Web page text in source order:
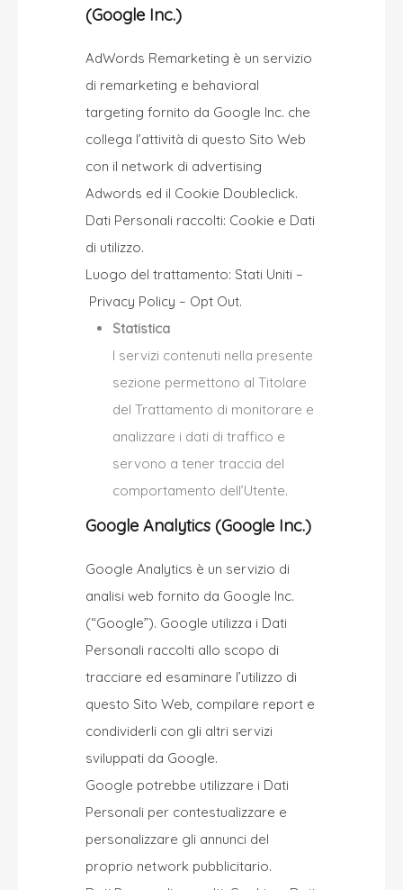
(Google Inc.)
AdWords Remarketing è un servizio
di remarketing e behavioral
targeting fornito da Google Inc. che
collega l’attività di questo Sito Web
con il network di advertising
Adwords ed il Cookie Doubleclick.
Dati Personali raccolti: Cookie e Dati
di utilizzo.
Luogo del trattamento: Stati Uniti –
Privacy Policy – Opt Out.
Statistica
I servizi contenuti nella presente
sezione permettono al Titolare
del Trattamento di monitorare e
analizzare i dati di traffico e
servono a tener traccia del
comportamento dell’Utente.
Google Analytics (Google Inc.)
Google Analytics è un servizio di
analisi web fornito da Google Inc.
(“Google”). Google utilizza i Dati
Personali raccolti allo scopo di
tracciare ed esaminare l’utilizzo di
questo Sito Web, compilare report e
condividerli con gli altri servizi
sviluppati da Google.
Google potrebbe utilizzare i Dati
Personali per contestualizzare e
personalizzare gli annunci del
proprio network pubblicitario.